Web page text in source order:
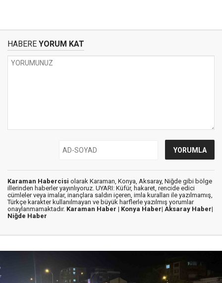
HABERE YORUM KAT
Karaman Habercisi olarak Karaman, Konya, Aksaray, Niğde gibi bölge
illerinden haberler yayınlıyoruz. UYARI: Küfür, hakaret, rencide edici
cümleler veya imalar, inançlara saldırı içeren, imla kuralları ile yazılmamış,
Türkçe karakter kullanılmayan ve büyük harflerle yazılmış yorumlar
onaylanmamaktadır. Karaman Haber | Konya Haber| Aksaray Haber|
Niğde Haber